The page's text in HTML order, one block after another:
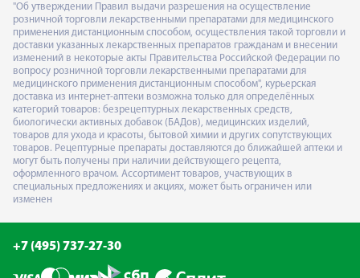
"Об утверждении Правил выдачи разрешения на осуществление
розничной торговли лекарственными препаратами для медицинского
применения дистанционным способом, осуществления такой торговли и
доставки указанных лекарственных препаратов гражданам и внесении
изменений в некоторые акты Правительства Российской Федерации по
вопросу розничной торговли лекарственными препаратами для
медицинского применения дистанционным способом", курьерская
доставка из интернет-аптеки возможна только для определённых
категорий товаров: безрецептурных лекарственных средств,
биологически активных добавок (БАДов), медицинских изделий,
товаров для ухода и красоты, бытовой химии и других сопутствующих
товаров. Рецептурные препараты доставляются до ближайшей аптеки и
могут быть получены при наличии действующего рецепта,
оформленного врачом. Ассортимент товаров, участвующих в
специальных предложениях и акциях, может быть ограничен или
изменен
+7 (495) 737-27-30